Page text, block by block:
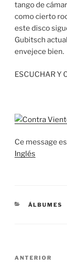
tango de
como cierto
este disco
Gubitsch
envejece bien.
ESCUCHAR Y
Ce message
Inglés
ÁLBUMES
Entrada
ANTERIOR